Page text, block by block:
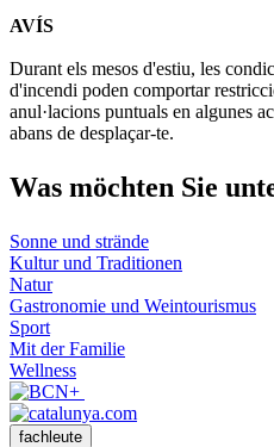
AVÍS
Durant els mesos d'estiu, les
d'incendi poden comportar
anul·lacions puntuals en algunes
abans de desplaçar-te.
Was möchten Sie
Sonne und strände
Kultur und Traditionen
Natur
Gastronomie und Weintourismus
Sport
Mit der Familie
Wellness
fachleute